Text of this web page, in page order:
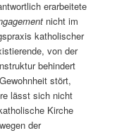
erarbeitete
nicht im
katholischer
von der
behindert
stört,
lässt sich nicht
Kirche
der